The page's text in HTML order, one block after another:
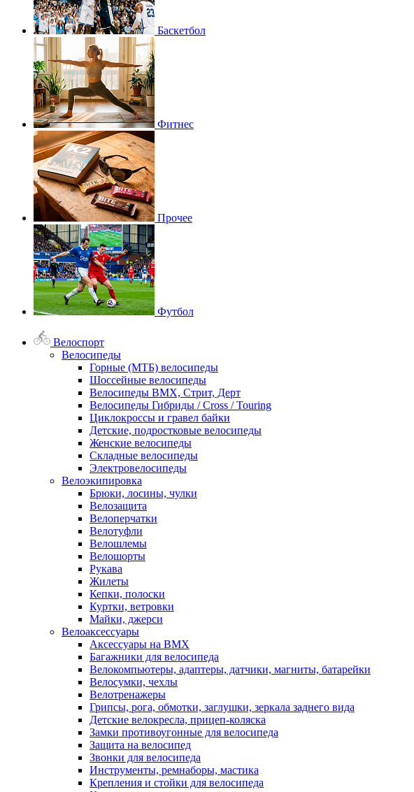
Баскетбол
Фитнес
Прочее
Футбол
Велоспорт
Велосипеды
Горные (МТБ) велосипеды
Шоссейные велосипеды
Велосипеды BMX, Стрит, Дерт
Велосипеды Гибриды / Cross / Touring
Циклокроссы и гравел байки
Детские, подростковые велосипеды
Женские велосипеды
Складные велосипеды
Электровелосипеды
Велоэкипировка
Брюки, лосины, чулки
Велозащита
Велоперчатки
Велотуфли
Велошлемы
Велошорты
Рукава
Жилеты
Кепки, полоски
Куртки, ветровки
Майки, джерси
Велоаксессуары
Аксессуары на BMX
Багажники для велосипеда
Велокомпьютеры, адаптеры, датчики, магниты, батарейки
Велосумки, чехлы
Велотренажеры
Грипсы, рога, обмотки, заглушки, зеркала заднего вида
Детские велокресла, прицеп-коляска
Замки противоугонные для велосипеда
Защита на велосипед
Звонки для велосипеда
Инструменты, ремнаборы, мастика
Крепления и стойки для велосипеда